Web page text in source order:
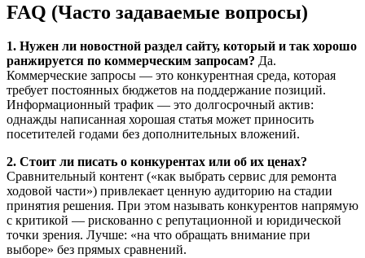
FAQ (Часто задаваемые вопросы)
1. Нужен ли новостной раздел сайту, который и так хорошо
ранжируется по коммерческим запросам? Да.
Коммерческие запросы — это конкурентная среда, которая
требует постоянных бюджетов на поддержание позиций.
Информационный трафик — это долгосрочный актив:
однажды написанная хорошая статья может приносить
посетителей годами без дополнительных вложений.
2. Стоит ли писать о конкурентах или об их ценах?
Сравнительный контент («как выбрать сервис для ремонта
ходовой части») привлекает ценную аудиторию на стадии
принятия решения. При этом называть конкурентов напрямую
с критикой — рискованно с репутационной и юридической
точки зрения. Лучше: «на что обращать внимание при
выборе» без прямых сравнений.